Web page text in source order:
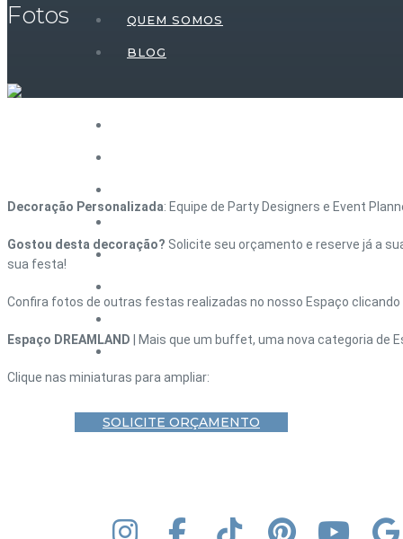
QUEM SOMOS
BLOG
HOME – FORMATURA
CONTATO
SOLICITE ORÇAMENTO
Fotos
Decoração Personalizada: Equipe de Party Designers e Event
Gostou desta decoração? Solicite seu orçamento e reserve já a
sua festa!
Confira fotos de outras festas realizadas no nosso Espaço clicando
Espaço DREAMLAND | Mais que um buffet, uma nova categoria de
Clique nas miniaturas para ampliar: